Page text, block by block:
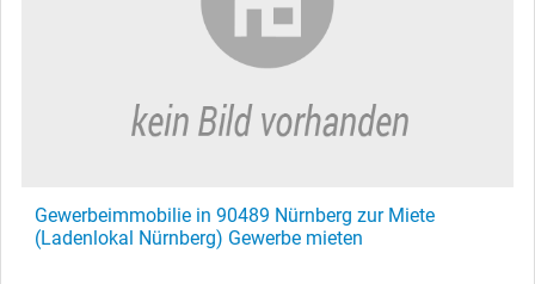
Gewerbeimmobilie in 90489 Nürnberg zur Miete
(Ladenlokal Nürnberg) Gewerbe mieten